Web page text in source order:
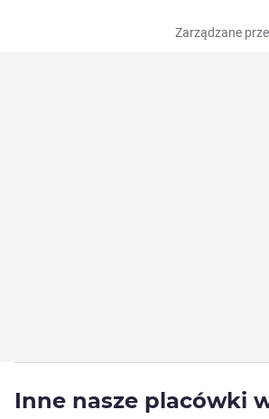
Zarządzane
Inne nasze placówki